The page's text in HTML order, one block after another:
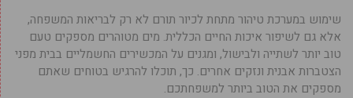
שימוש במערכת טיהור מתחת לכיור תורם לא רק לבריאות המשפחה,
אלא גם לשיפור איכות החיים הכללית. מים מטוהרים מספקים טעם
טוב יותר לשתייה ולבישול, ומגנים על המכשירים החשמליים בבית מפני
הצטברות אבנית ונזקים אחרים. כך, תוכלו להרגיש בטוחים שאתם
מספקים את הטוב ביותר למשפחתכם.